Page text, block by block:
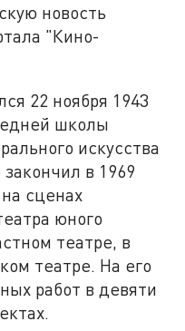
новость
"Кино-
22 ноября 1943
школы
искусства
в 1969
сценах
юного
театре, в
театре. На его
работ в девяти